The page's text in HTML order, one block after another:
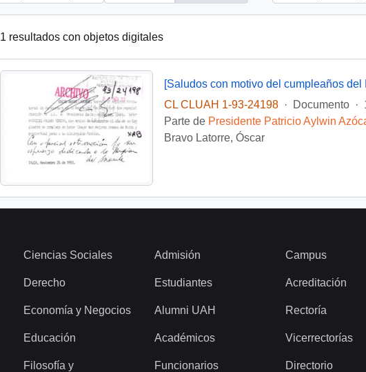
1 resultados con objetos digitales
[Saludos con motivo del cumpleaños del
CL CLUAH 1-93-24198
· Documento ·
Parte de Presidente Patricio Aylwin
Bravo Latorre, Óscar
Ciencias Sociales
Derecho
Economía y Negocios
Educación
Filosofía y
Admisión
Estudiantes
Alumni UAH
Académicos
Funcionarios
Campus
Acreditación
Rectoría
Vicerrectorías
Directorio